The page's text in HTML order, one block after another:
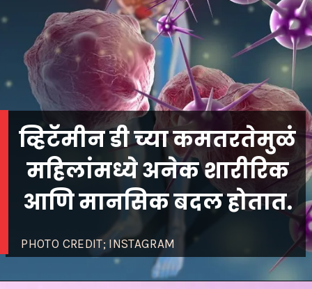
PHOTO CREDIT; INSTAGRAM
व्हिटॅमीन डी च्या कमतरतेमुळं
महिलांमध्ये अनेक शारीरिक
आणि मानसिक बदल होतात.